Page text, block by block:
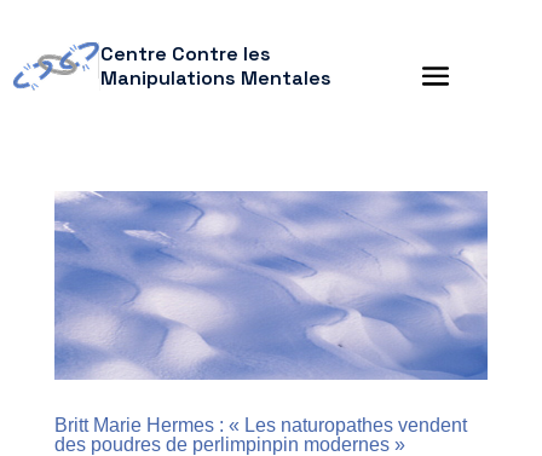
Centre Contre les
Manipulations Mentales
Britt Marie Hermes : « Les naturopathes vendent
des poudres de perlimpinpin modernes »